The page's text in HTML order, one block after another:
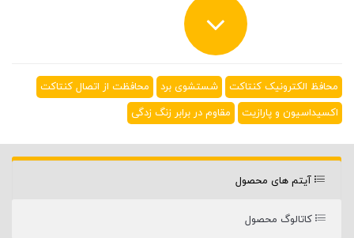
محافظ الکترونیک کنتاکت شستشوی برد
محافظت از اتصال کنتاکت
اکسیداسیون و پارازیت
مقاوم در برابر زنگ زدگی
آیتم های محصول
کاتالوگ محصول